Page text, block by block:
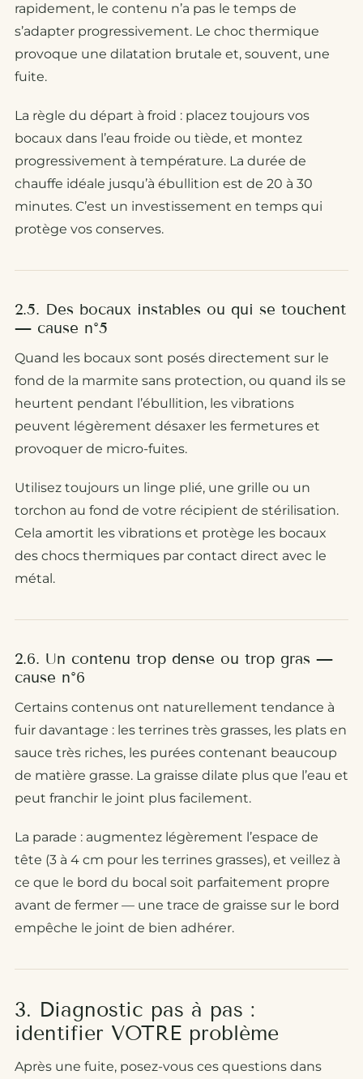
rapidement, le contenu n’a pas le temps de
s’adapter progressivement. Le choc thermique
provoque une dilatation brutale et, souvent, une
fuite.
La règle du départ à froid : placez toujours vos
bocaux dans l’eau froide ou tiède, et montez
progressivement à température. La durée de
chauffe idéale jusqu’à ébullition est de 20 à 30
minutes. C’est un investissement en temps qui
protège vos conserves.
2.5. Des bocaux instables ou qui se touchent
— cause n°5
Quand les bocaux sont posés directement sur le
fond de la marmite sans protection, ou quand ils se
heurtent pendant l’ébullition, les vibrations
peuvent légèrement désaxer les fermetures et
provoquer de micro-fuites.
Utilisez toujours un linge plié, une grille ou un
torchon au fond de votre récipient de stérilisation.
Cela amortit les vibrations et protège les bocaux
des chocs thermiques par contact direct avec le
métal.
2.6. Un contenu trop dense ou trop gras —
cause n°6
Certains contenus ont naturellement tendance à
fuir davantage : les terrines très grasses, les plats en
sauce très riches, les purées contenant beaucoup
de matière grasse. La graisse dilate plus que l’eau et
peut franchir le joint plus facilement.
La parade : augmentez légèrement l’espace de
tête (3 à 4 cm pour les terrines grasses), et veillez à
ce que le bord du bocal soit parfaitement propre
avant de fermer — une trace de graisse sur le bord
empêche le joint de bien adhérer.
3. Diagnostic pas à pas :
identifier VOTRE problème
Après une fuite, posez-vous ces questions dans